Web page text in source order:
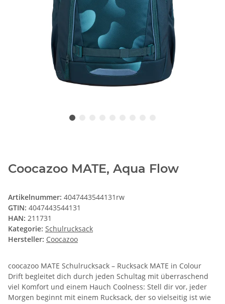
Coocazoo MATE, Aqua Flow
Artikelnummer: 4047443544131rw
GTIN: 4047443544131
HAN: 211731
Kategorie: Schulrucksack
Hersteller: Coocazoo
coocazoo MATE Schulrucksack – Rucksack MATE in Colour
Drift begleitet dich durch jeden Schultag mit überraschend
viel Komfort und einem Hauch Coolness: Stell dir vor, jeder
Morgen beginnt mit einem Rucksack, der so vielseitig ist wie